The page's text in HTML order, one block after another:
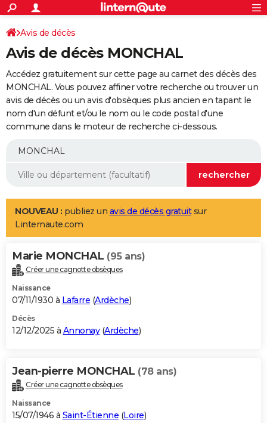
ACTUALITÉS
Politique
Société
Faits Divers
Education
Monde
Villes
+
SPORT
Coupe du monde 2026
Football
Tennis
Cyclisme
Rugby
Forum
Programme TV
TNT
Streaming
Cinéma
Sorties cinéma
Musique
+
FINANCE
Retraite
Epargne
Immobilier
Risques naturels par ville
Banque
Assurance
AUTO
Essais
Réserver un essai
Citadines
Berlines
SUV
Forum auto
+
Mobiles
Meilleur smartphone
Internet
Ordinateurs
Jeux vidéo
Guide high-tech
Aménagement intérieur
LIFESTYLE
Art de vivre
Bien-être
Loisirs
Mode
Modes de vie
Alimentation
Guide de la santé
Maladies
Médicaments
Sommeil
VOYAGE
Destinations
City break
Voyage nature
Voyage de noces
Forum
Climat
+PHOTO
GUIDES D'ACHAT
BONS PLANS
Carte de Noël
Carte Bonne année
Carte Saint-Valentin
Carte Pâques
Carte d'anniversaire
DICTIONNAIRE
Dictionnaire
Biographies
Citations
Expressions
Proverbes
PROGRAMME TV
Avis de décès
Avis de décès MONCHAL
Accédez gratuitement sur cette page au carnet des décès des
MONCHAL. Vous pouvez affiner votre recherche ou trouver un
avis de décès ou un avis d'obsèques plus ancien en tapant le
nom d'un défunt et/ou le nom ou le code postal d'une
commune dans le moteur de recherche ci-dessous.
NOUVEAU : publiez un avis de décès gratuitsur
Linternaute.com
Marie MONCHAL (95 ans)
Créer une cagnotte obsèques
Naissance
07/11/1930 à Lafarre (Ardèche)
Décès
12/12/2025 à Annonay(Ardèche)
Jean-pierre MONCHAL (78 ans)
Créer une cagnotte obsèques
Naissance
15/07/1946 à Saint-Étienne (Loire)